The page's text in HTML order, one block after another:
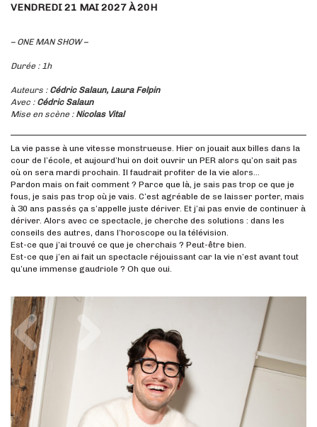
VENDREDI 21 MAI 2027 À 20H
– ONE MAN SHOW –
Durée : 1h
Auteurs : Cédric Salaun, Laura Felpin
Avec : Cédric Salaun
Mise en scène : Nicolas Vital
La vie passe à une vitesse monstrueuse. Hier on jouait aux billes dans la
cour de l’école, et aujourd’hui on doit ouvrir un PER alors qu’on sait pas
où on sera mardi prochain. Il faudrait profiter de la vie alors…
Pardon mais on fait comment ? Parce que là, je sais pas trop ce que je
fous, je sais pas trop où je vais. C’est agréable de se laisser porter, mais
à 30 ans passés ça s’appelle juste dériver. Et j’ai pas envie de continuer à
dériver. Alors avec ce spectacle, je cherche des solutions : dans les
conseils des autres, dans l’horoscope ou la télévision.
Est-ce que j’ai trouvé ce que je cherchais ? Peut-être bien.
Est-ce que j’en ai fait un spectacle réjouissant car la vie n’est avant tout
qu’une immense gaudriole ? Oh que oui.
Précédent